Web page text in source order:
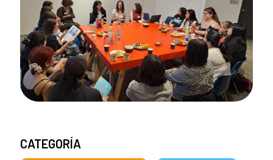
CATEGORÍA